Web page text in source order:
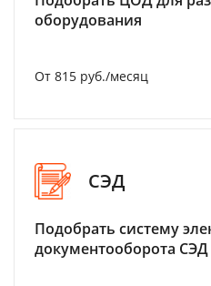
оборудования
От 815 руб./месяц
СЭД
Подобрать систему
документооборота СЭД